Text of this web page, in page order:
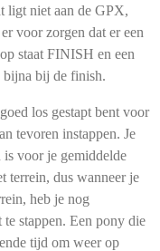
ligt niet aan de GPX,
voor zorgen dat er een
staat FINISH en een
bij de finish.
los gestapt bent voor
tevoren instappen. Je
voor je gemiddelde
terrein, dus wanneer je
heb je nog
stappen. Een pony die
tijd om weer op